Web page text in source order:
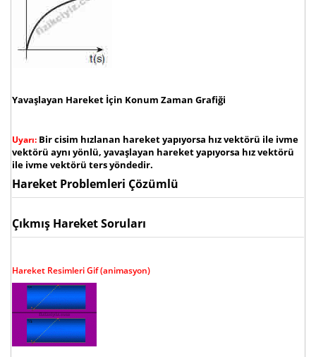
Yavaşlayan Hareket İçin Konum Zaman Grafiği
Uyarı: Bir cisim hızlanan hareket yapıyorsa hız vektörü ile ivme
vektörü aynı yönlü, yavaşlayan hareket yapıyorsa hız vektörü
ile ivme vektörü ters yöndedir.
Hareket Problemleri Çözümlü
Çıkmış Hareket Soruları
Hareket Resimleri Gif (animasyon)